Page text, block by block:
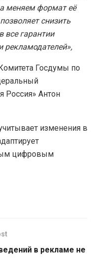
меняем формат её
снизить
гарантии
рекламодателей»,
Госдумы по
Россия» Антон
изменения в
цифровым
в рекламе не